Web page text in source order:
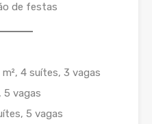
de festas
4 suítes, 3 vagas
5 vagas
5 vagas